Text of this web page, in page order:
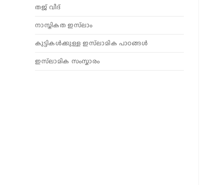
തജ് വീദ്
നാസ്തികത ഇസ്‌ലാം
കുട്ടികൾക്കുള്ള ഇസ്‌ലാമിക പാഠങ്ങൾ
ഇസ്‌ലാമിക സംസ്കാരം